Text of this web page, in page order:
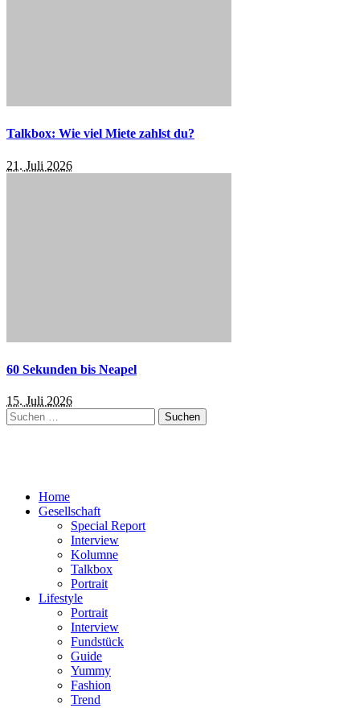
Talkbox: Wie viel Miete zahlst du?
21. Juli 2026
60 Sekunden bis Neapel
15. Juli 2026
Suchen
nach:
Home
Gesellschaft
Special Report
Interview
Kolumne
Talkbox
Portrait
Lifestyle
Portrait
Interview
Fundstück
Guide
Yummy
Fashion
Trend